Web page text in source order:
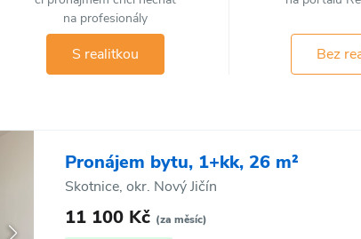
na profesionály
S realitkou Bez
Pronájem bytu, 1+kk, 26 m²
Skotnice, okr. Nový Jičín
11 100 Kč (za měsíc)